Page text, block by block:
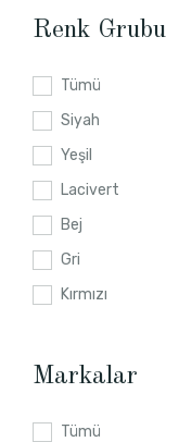
Renk Grubu
Tümü
Siyah
Yeşil
Lacivert
Bej
Gri
Kırmızı
Markalar
Tümü